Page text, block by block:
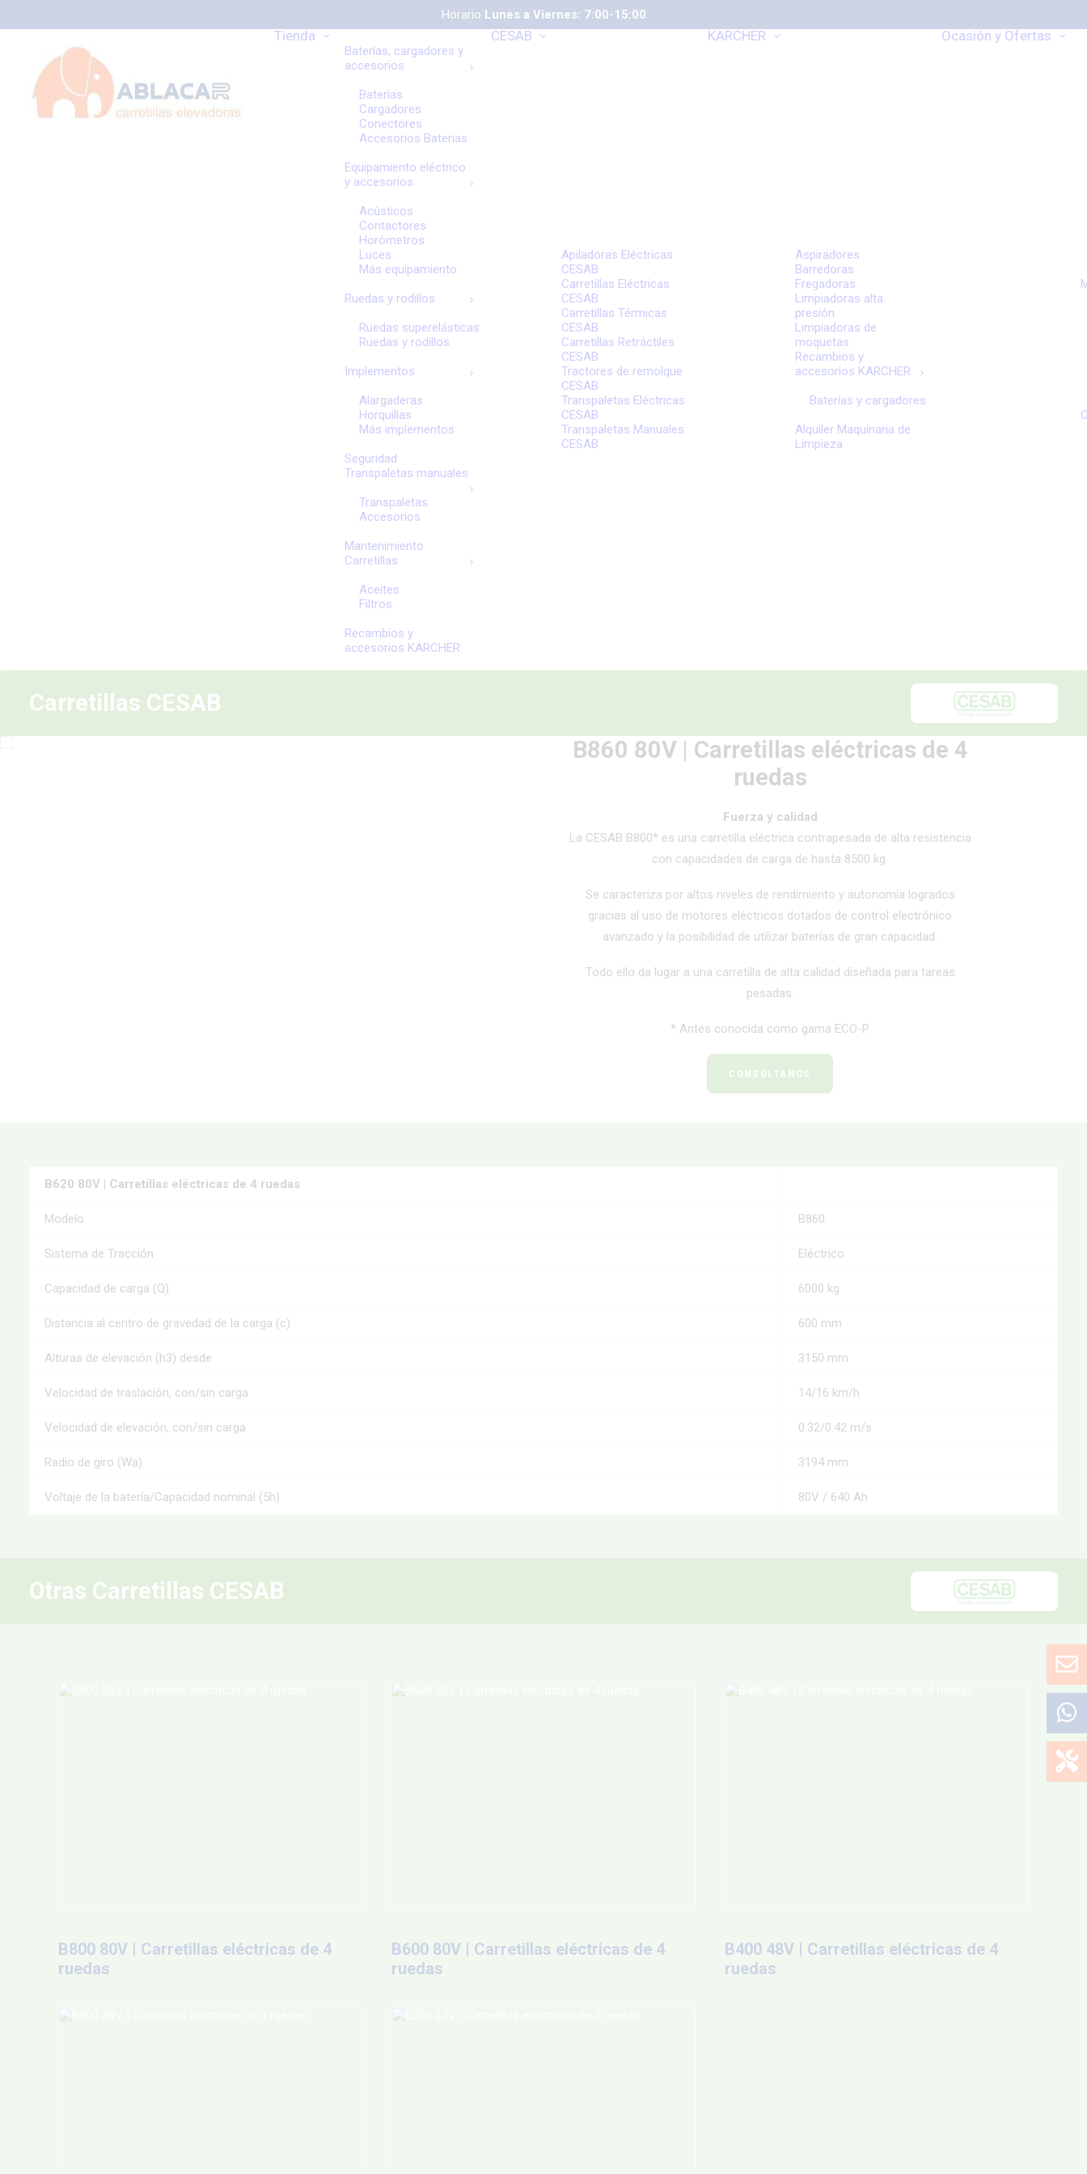
Horario Lunes a Viernes: 7:00-15:00
Tienda
Baterías, cargadores y
accesorios
Baterías
Cargadores
Conectores
Accesorios Baterias
Equipamiento eléctrico
y accesorios
Acústicos
Contactores
Horómetros
Luces
Más equipamiento
Ruedas y rodillos
Ruedas superelásticas
Ruedas y rodillos
Implementos
Alargaderas
Horquillas
Más implementos
Seguridad
Transpaletas manuales
Transpaletas
Accesorios
Mantenimiento
Carretillas
Aceites
Filtros
Recambios y
accesorios KARCHER
CESAB
Apiladoras Eléctricas
CESAB
Carretillas Eléctricas
CESAB
Carretillas Térmicas
CESAB
Carretillas Retráctiles
CESAB
Tractores de remolque
CESAB
Transpaletas Eléctricas
CESAB
Transpaletas Manuales
CESAB
KARCHER
Aspiradores
Barredoras
Fregadoras
Limpiadoras alta
presión
Limpiadoras de
moquetas
Recambios y
accesorios KARCHER
Baterías y cargadores
Alquiler Maquinaria de
Limpieza
Ocasión y Ofertas
Carretillas CESAB
B860 80V | Carretillas eléctricas de 4
ruedas
Fuerza y calidad
La CESAB B800* es una carretilla eléctrica contrapesada de alta resistencia
con capacidades de carga de hasta 8500 kg.
Se caracteriza por altos niveles de rendimiento y autonomía logrados
gracias al uso de motores eléctricos dotados de control electrónico
avanzado y la posibilidad de utilizar baterías de gran capacidad.
Todo ello da lugar a una carretilla de alta calidad diseñada para tareas
pesadas.
* Antes conocida como gama ECO-P.
CONSÚLTANOS
B620 80V | Carretillas eléctricas de 4 ruedas
Modelo B860
Sistema de Tracción Eléctrico
Capacidad de carga (Q) 6000 kg
Distancia al centro de gravedad de la carga (c) 600 mm
Alturas de elevación (h3) desde 3150 mm
Velocidad de traslación, con/sin carga 14/16 km/h
Velocidad de elevación, con/sin carga 0.32/0.42 m/s
Radio de giro (Wa) 3194 mm
Voltaje de la batería/Capacidad nominal (5h) 80V / 640 Ah
Otras Carretillas CESAB
B800 80V | Carretillas eléctricas de 4
ruedas
B600 80V | Carretillas eléctricas de 4
ruedas
B400 48V | Carretillas eléctricas de 4
ruedas